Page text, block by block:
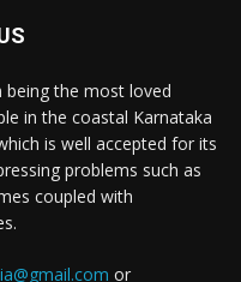
being the most loved
in the coastal Karnataka
is well accepted for its
problems such as
coupled with
or